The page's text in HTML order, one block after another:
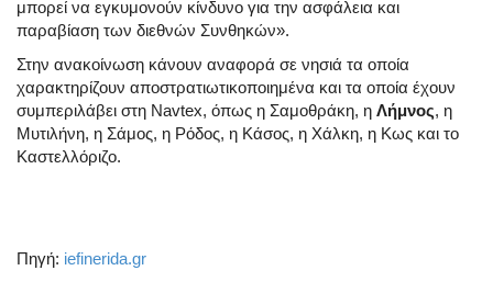
μπορεί να εγκυμονούν κίνδυνο για την ασφάλεια και
παραβίαση των διεθνών Συνθηκών».
Στην ανακοίνωση κάνουν αναφορά σε νησιά τα οποία
χαρακτηρίζουν αποστρατιωτικοποιημένα και τα οποία έχουν
συμπεριλάβει στη Navtex, όπως η Σαμοθράκη, η Λήμνος, η
Μυτιλήνη, η Σάμος, η Ρόδος, η Κάσος, η Χάλκη, η Κως και το
Καστελλόριζο.
Πηγή: iefinerida.gr